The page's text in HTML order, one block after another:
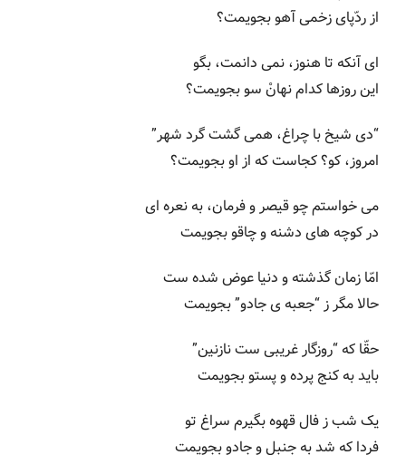
از ردّپای زخمی آهو بجویمت؟
ای آنکه تا هنوز، نمی دانمت، بگو
این روزها کدام نهانْ سو بجویمت؟
“دی شیخ با چراغ، همی گشت گرد شهر”
امروز، کو؟ کجاست که از او بجویمت؟
می خواستم چو قیصر و فرمان، به نعره ای
در کوچه های دشنه و چاقو بجویمت
امّا زمان گذشته و دنیا عوض شده ست
حالا مگر ز “جعبه ی جادو” بجویمت
حقّا که “روزگار غریبی ست نازنین”
باید به کنج پرده و پستو بجویمت
یک شب ز فال قهوه بگیرم سراغ تو
فردا که شد به جنبل و جادو بجویمت